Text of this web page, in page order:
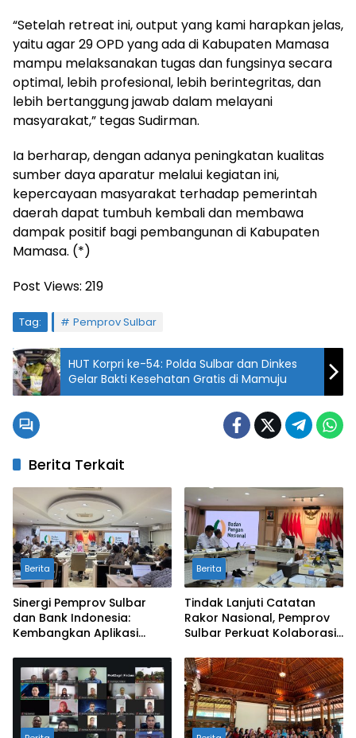
“Setelah retreat ini, output yang kami harapkan jelas,
yaitu agar 29 OPD yang ada di Kabupaten Mamasa
mampu melaksanakan tugas dan fungsinya secara
optimal, lebih profesional, lebih berintegritas, dan
lebih bertanggung jawab dalam melayani
masyarakat,” tegas Sudirman.
Ia berharap, dengan adanya peningkatan kualitas
sumber daya aparatur melalui kegiatan ini,
kepercayaan masyarakat terhadap pemerintah
daerah dapat tumbuh kembali dan membawa
dampak positif bagi pembangunan di Kabupaten
Mamasa. (*)
Post Views: 219
Tag: Pemprov Sulbar
HUT Korpri ke-54: Polda Sulbar dan Dinkes
Berita Terkait
Berita
Sinergi Pemprov Sulbar
dan Bank Indonesia:
Kembangkan Aplikasi
Harga Pangan
Berita
Tindak Lanjuti Catatan
Rakor Nasional, Pemprov
Sulbar Perkuat Kolaborasi
BSPS